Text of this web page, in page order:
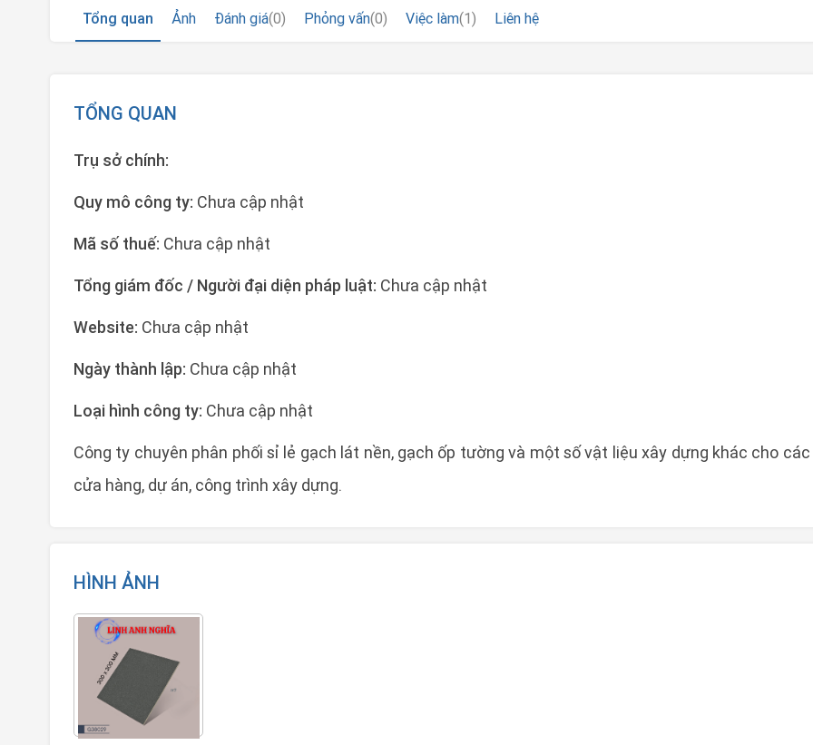
Tổng quan Ảnh Đánh giá(0) Phỏng vấn(0) Việc làm(1) Liên hệ
TỔNG QUAN
Trụ sở chính:
Quy mô công ty: Chưa cập nhật
Mã số thuế: Chưa cập nhật
Tổng giám đốc / Người đại diện pháp luật: Chưa cập nhật
Website: Chưa cập nhật
Ngày thành lập: Chưa cập nhật
Loại hình công ty: Chưa cập nhật
Công ty chuyên phân phối sỉ lẻ gạch lát nền, gạch ốp tường và một số vật liệu xây dựng khác cho các
cửa hàng, dự án, công trình xây dựng.
HÌNH ẢNH